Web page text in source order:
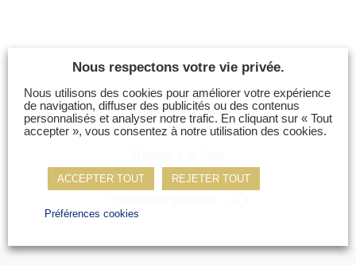
Inscription à la newsletter
Espace membres
Champion précédent
Nous respectons votre vie privée.
Nous utilisons des cookies pour améliorer votre expérience
de navigation, diffuser des publicités ou des contenus
personnalisés et analyser notre trafic. En cliquant sur « Tout
accepter », vous consentez à notre utilisation des cookies.
ACCEPTER TOUT REJETER TOUT
Préférences cookies